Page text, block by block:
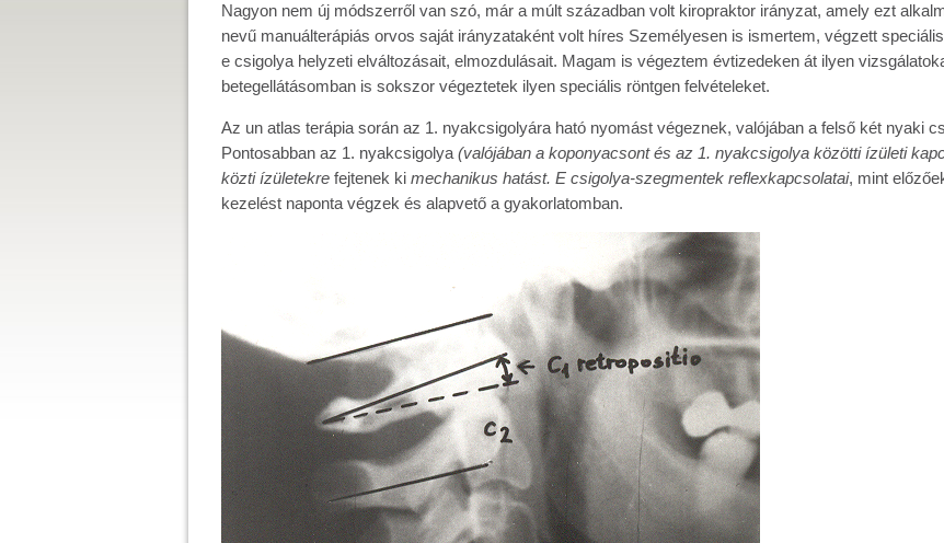
Nagyon nem új módszerről van szó, már a múlt században volt kiropraktor irányzat, amely ezt
nevű manuálterápiás orvos saját irányzataként volt híres Személyesen is ismertem, végzett
e csigolya helyzeti elváltozásait, elmozdulásait. Magam is végeztem évtizedeken át ilyen
betegellátásomban is sokszor végeztetek ilyen speciális röntgen felvételeket.
Az un atlas terápia során az 1. nyakcsigolyára ható nyomást végeznek, valójában a felső két nyaki
Pontosabban az 1. nyakcsigolya (valójában a koponyacsont és az 1. nyakcsigolya közötti ízületi
közti ízületekre fejtenek ki mechanikus hatást. E csigolya-szegmentek reflexkapcsolatai, mint
kezelést naponta végzek és alapvető a gyakorlatomban.